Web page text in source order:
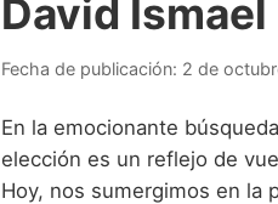
David Ismael
Fecha de publicación: 2 de
En la emocionante
elección es un reflejo de
Hoy, nos sumergimos en la